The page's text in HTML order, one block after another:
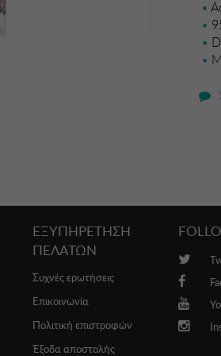
ΕΞΥΠΗΡΕΤΗΣΗ
ΠΕΛΑΤΩΝ
Συχνές ερωτήσεις
Επικοινωνία
Πολιτική επιστροφών
Έξοδα αποστολής